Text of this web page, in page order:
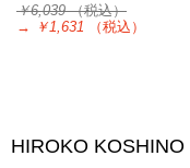
￥6,039（税込）
→
￥1,631 （税込）
HIROKO KOSHINO